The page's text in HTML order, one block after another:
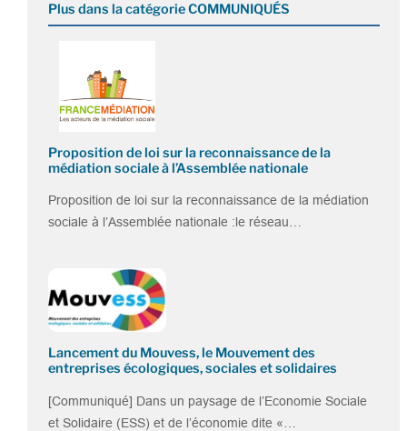
Plus dans la catégorie COMMUNIQUÉS
Proposition de loi sur la reconnaissance de la
médiation sociale à l’Assemblée nationale
Proposition de loi sur la reconnaissance de la médiation
sociale à l’Assemblée nationale :le réseau…
Lancement du Mouvess, le Mouvement des
entreprises écologiques, sociales et solidaires
[Communiqué] Dans un paysage de l’Economie Sociale
et Solidaire (ESS) et de l’économie dite «…